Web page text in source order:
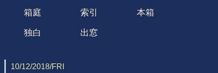
箱庭 索引 本箱
独白 出窓
10/12/2018/FRI